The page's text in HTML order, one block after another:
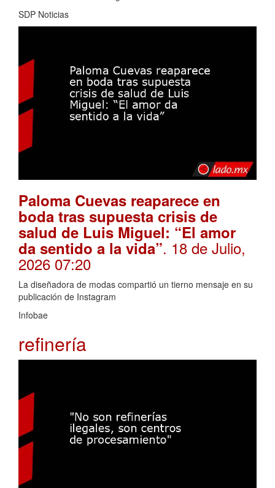
SDP Noticias
Paloma Cuevas reaparece en
boda tras supuesta crisis de
salud de Luis Miguel: “El amor
da sentido a la vida”. 18 de Julio,
2026 07:20
La diseñadora de modas compartió un tierno mensaje en su
publicación de Instagram
Infobae
refinería